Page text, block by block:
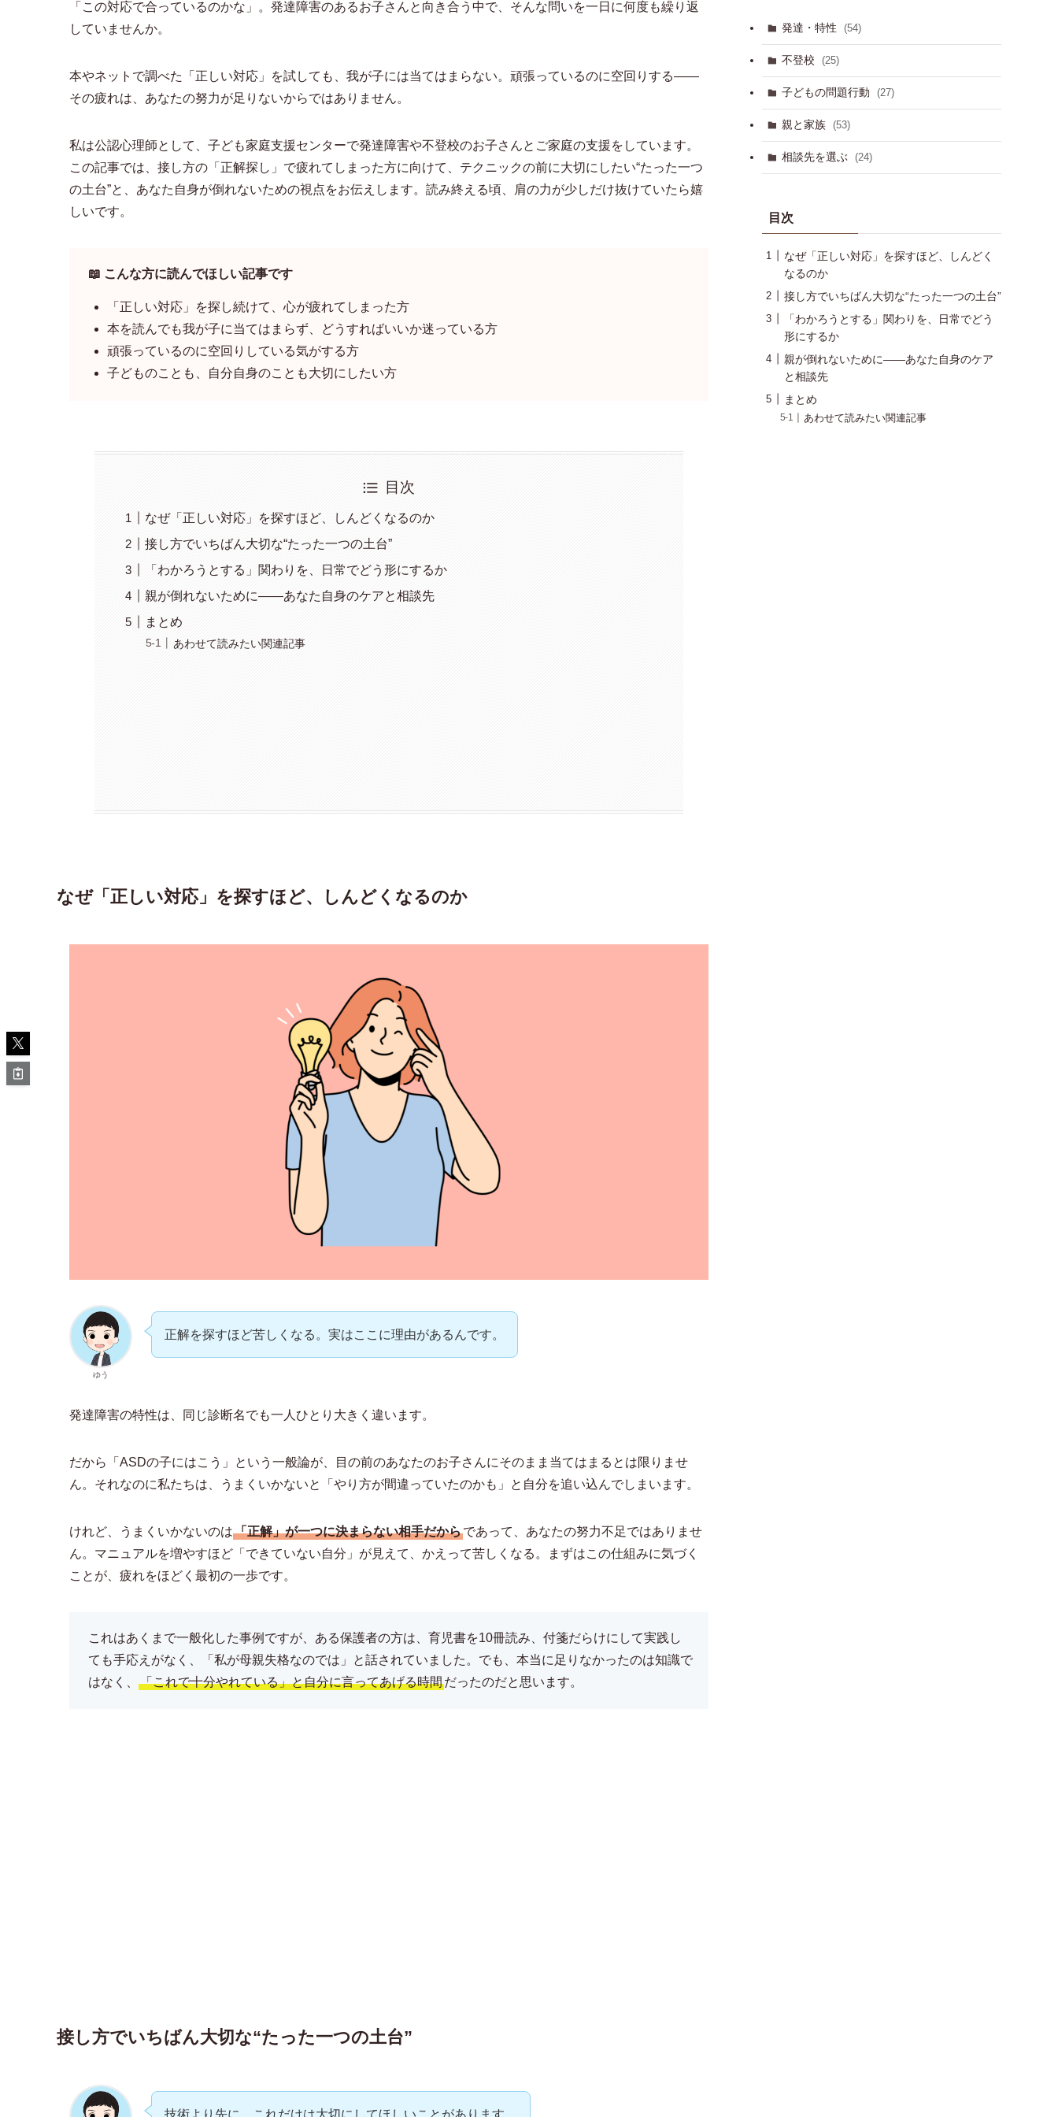
「この対応で合っているのかな」。発達障害のあるお子さんと向き合う中で、そんな問いを一日に何度も繰り返
していませんか。
本やネットで調べた「正しい対応」を試しても、我が子には当てはまらない。頑張っているのに空回りする——
その疲れは、あなたの努力が足りないからではありません。
私は公認心理師として、子ども家庭支援センターで発達障害や不登校のお子さんとご家庭の支援をしています。
この記事では、接し方の「正解探し」で疲れてしまった方に向けて、テクニックの前に大切にしたい“たった一つ
の土台”と、あなた自身が倒れないための視点をお伝えします。読み終える頃、肩の力が少しだけ抜けていたら嬉
しいです。
📖 こんな方に読んでほしい記事です
「正しい対応」を探し続けて、心が疲れてしまった方
本を読んでも我が子に当てはまらず、どうすればいいか迷っている方
頑張っているのに空回りしている気がする方
子どものことも、自分自身のことも大切にしたい方
目次
なぜ「正しい対応」を探すほど、しんどくなるのか
接し方でいちばん大切な“たった一つの土台”
「わかろうとする」関わりを、日常でどう形にするか
親が倒れないために――あなた自身のケアと相談先
まとめ
あわせて読みたい関連記事
なぜ「正しい対応」を探すほど、しんどくなるのか
ゆう
正解を探すほど苦しくなる。実はここに理由があるんです。
発達障害の特性は、同じ診断名でも一人ひとり大きく違います。
だから「ASDの子にはこう」という一般論が、目の前のあなたのお子さんにそのまま当てはまるとは限りませ
ん。それなのに私たちは、うまくいかないと「やり方が間違っていたのかも」と自分を追い込んでしまいます。
けれど、うまくいかないのは「正解」が一つに決まらない相手だからであって、あなたの努力不足ではありませ
ん。マニュアルを増やすほど「できていない自分」が見えて、かえって苦しくなる。まずはこの仕組みに気づく
ことが、疲れをほどく最初の一歩です。
これはあくまで一般化した事例ですが、ある保護者の方は、育児書を10冊読み、付箋だらけにして実践し
ても手応えがなく、「私が母親失格なのでは」と話されていました。でも、本当に足りなかったのは知識で
はなく、
「これで十分やれている」と自分に言ってあげる時間だったのだと思います。
接し方でいちばん大切な“たった一つの土台”
技術より先に、これだけは大切にしてほしいことがあります。
発達・特性 (54)
不登校 (25)
子どもの問題行動 (27)
親と家族 (53)
相談先を選ぶ (24)
目次
なぜ「正しい対応」を探すほど、しんどく
なるのか
接し方でいちばん大切な“たった一つの土台”
「わかろうとする」関わりを、日常でどう
形にするか
親が倒れないために――あなた自身のケア
と相談先
まとめ
あわせて読みたい関連記事